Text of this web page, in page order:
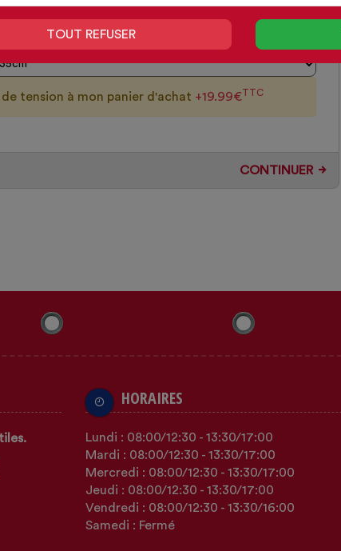
TOUT REFUSER
tension à mon panier d'achat +19.99€TTC
CONTINUER
HORAIRES
Lundi : 08:00/12:30 - 13:30/17:00
Mardi : 08:00/12:30 - 13:30/17:00
Mercredi : 08:00/12:30 - 13:30/17:00
Jeudi : 08:00/12:30 - 13:30/17:00
Vendredi : 08:00/12:30 - 13:30/16:00
Samedi : Fermé